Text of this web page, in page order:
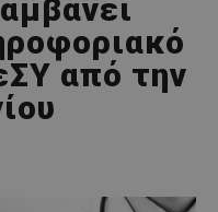
από την